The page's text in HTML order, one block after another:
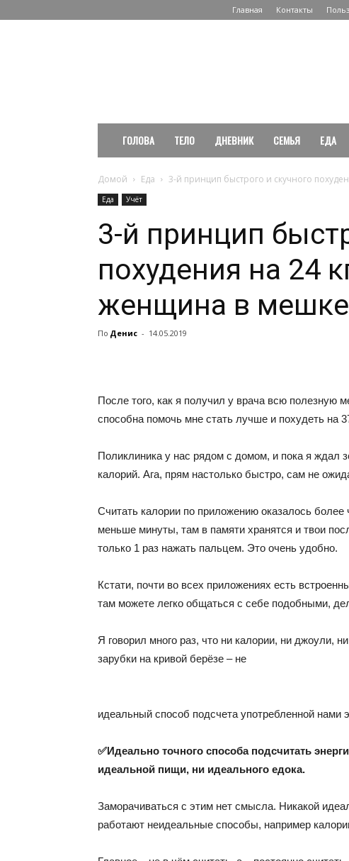
Главная Контакты
здоровом
образе
ГОЛОВА ТЕЛО ДНЕВНИК СЕМЬЯ ЕДА
Домой Еда 3-й принцип быстрого и скучного
Еда Учёт
3-й принцип
похудения на 24
женщина в
По Денис - 14.05.2019
После того, как я получил у врача всю
способна помочь мне стать лучше и похудеть на
Поликлиника у нас рядом с домом, и пока я ждал
калорий. Ага, прям настолько быстро, сам не
Считать калории по приложению оказалось
меньше минуты, там в памяти хранятся и твои
только 1 раз нажать пальцем. Это очень удобно.
Кстати, почти во всех приложениях есть
там можете легко общаться с себе подобными,
Я говорил много раз, что ни калории, ни джоули,
зарубки на кривой берёзе – не
идеальный способ подсчета употребленной нами
✅Идеально точного способа подсчитать
идеальной пищи, ни идеального едока.
Заморачиваться с этим нет смысла. Никакой
работают неидеальные способы, например